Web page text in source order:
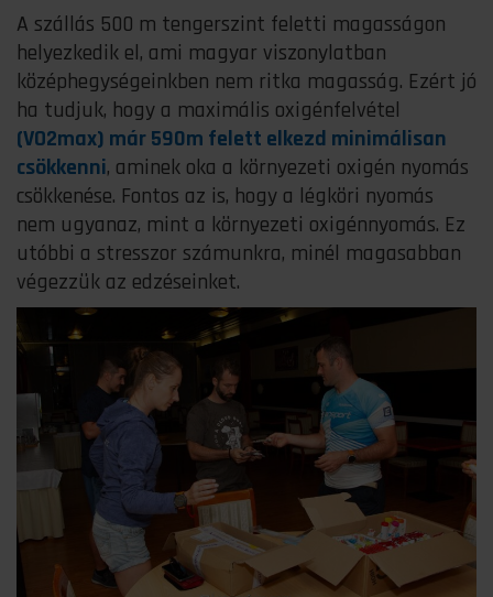
A szállás 500 m tengerszint feletti magasságon
helyezkedik el, ami magyar viszonylatban
középhegységeinkben nem ritka magasság. Ezért jó
ha tudjuk, hogy a maximális oxigénfelvétel
(VO2max) már 590m felett elkezd minimálisan
csökkenni, aminek oka a környezeti oxigén nyomás
csökkenése. Fontos az is, hogy a légköri nyomás
nem ugyanaz, mint a környezeti oxigénnyomás. Ez
utóbbi a stresszor számunkra, minél magasabban
végezzük az edzéseinket.